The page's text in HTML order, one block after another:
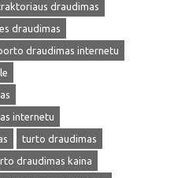
draudimas
draudimas
draudimas internetu
internetu
turto draudimas
draudimas kaina